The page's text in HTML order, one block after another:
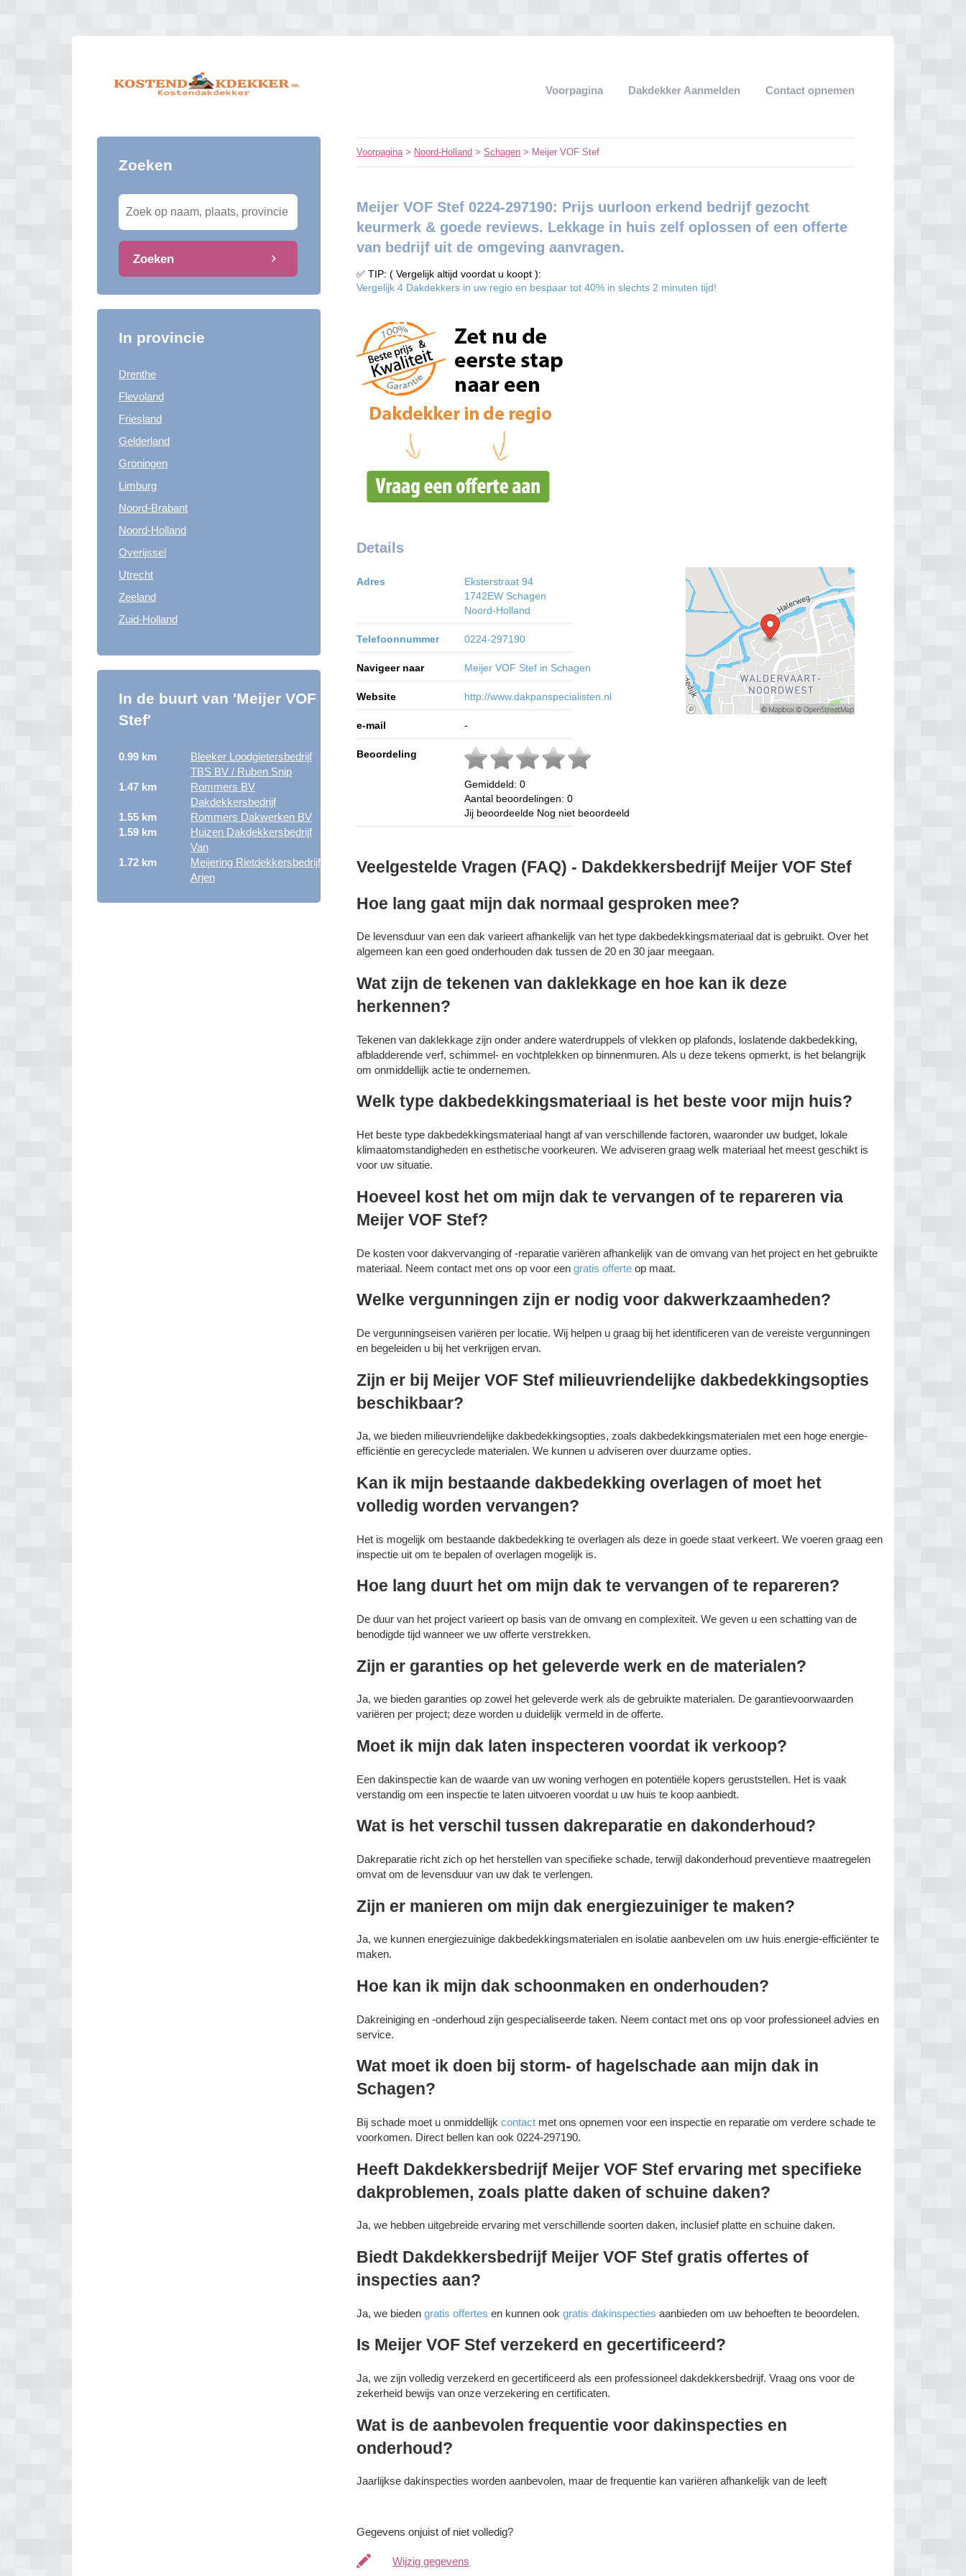
Voorpagina Dakdekker Aanmelden Contact opnemen
Zoeken
Zoeken
In provincie
Drenthe
Flevoland
Friesland
Gelderland
Groningen
Limburg
Noord-Brabant
Noord-Holland
Overijssel
Utrecht
Zeeland
Zuid-Holland
In de buurt van 'Meijer VOF
Stef'
0.99 km
Bleeker Loodgietersbedrijf
TBS BV / Ruben Snip
1.47 km
Rommers BV
Dakdekkersbedrijf
1.55 km
Rommers Dakwerken BV
1.59 km
Huizen Dakdekkersbedrijf
Van
1.72 km
Meijering Rietdekkersbedrijf
Arjen
Voorpagina> Noord-Holland >Schagen > Meijer VOF Stef
Meijer VOF Stef 0224-297190: Prijs uurloon erkend bedrijf gezocht
keurmerk & goede reviews. Lekkage in huis zelf oplossen of een offerte
van bedrijf uit de omgeving aanvragen.
✅ TIP: ( Vergelijk altijd voordat u koopt ):
Vergelijk 4 Dakdekkers in uw regio en bespaar tot 40% in slechts 2 minuten tijd!
Details
Adres
Eksterstraat 94
1742EW Schagen
Noord-Holland
Telefoonnummer 0224-297190
Navigeer naar Meijer VOF Stef in Schagen
Website http://www.dakpanspecialisten.nl
e-mail -
Beoordeling
Gemiddeld:0
Aantal beoordelingen:0
Jij beoordeelde Nog niet beoordeeld
Veelgestelde Vragen (FAQ) - Dakdekkersbedrijf Meijer VOF Stef
Hoe lang gaat mijn dak normaal gesproken mee?
De levensduur van een dak varieert afhankelijk van het type dakbedekkingsmateriaal dat is gebruikt. Over het
algemeen kan een goed onderhouden dak tussen de 20 en 30 jaar meegaan.
Wat zijn de tekenen van daklekkage en hoe kan ik deze
herkennen?
Tekenen van daklekkage zijn onder andere waterdruppels of vlekken op plafonds, loslatende dakbedekking,
afbladderende verf, schimmel- en vochtplekken op binnenmuren. Als u deze tekens opmerkt, is het belangrijk
om onmiddellijk actie te ondernemen.
Welk type dakbedekkingsmateriaal is het beste voor mijn huis?
Het beste type dakbedekkingsmateriaal hangt af van verschillende factoren, waaronder uw budget, lokale
klimaatomstandigheden en esthetische voorkeuren. We adviseren graag welk materiaal het meest geschikt is
voor uw situatie.
Hoeveel kost het om mijn dak te vervangen of te repareren via
Meijer VOF Stef?
De kosten voor dakvervanging of -reparatie variëren afhankelijk van de omvang van het project en het gebruikte
materiaal. Neem contact met ons op voor eengratis offerte op maat.
Welke vergunningen zijn er nodig voor dakwerkzaamheden?
De vergunningseisen variëren per locatie. Wij helpen u graag bij het identificeren van de vereiste vergunningen
en begeleiden u bij het verkrijgen ervan.
Zijn er bij Meijer VOF Stef milieuvriendelijke dakbedekkingsopties
beschikbaar?
Ja, we bieden milieuvriendelijke dakbedekkingsopties, zoals dakbedekkingsmaterialen met een hoge energie-
efficiëntie en gerecyclede materialen. We kunnen u adviseren over duurzame opties.
Kan ik mijn bestaande dakbedekking overlagen of moet het
volledig worden vervangen?
Het is mogelijk om bestaande dakbedekking te overlagen als deze in goede staat verkeert. We voeren graag een
inspectie uit om te bepalen of overlagen mogelijk is.
Hoe lang duurt het om mijn dak te vervangen of te repareren?
De duur van het project varieert op basis van de omvang en complexiteit. We geven u een schatting van de
benodigde tijd wanneer we uw offerte verstrekken.
Zijn er garanties op het geleverde werk en de materialen?
Ja, we bieden garanties op zowel het geleverde werk als de gebruikte materialen. De garantievoorwaarden
variëren per project; deze worden u duidelijk vermeld in de offerte.
Moet ik mijn dak laten inspecteren voordat ik verkoop?
Een dakinspectie kan de waarde van uw woning verhogen en potentiële kopers geruststellen. Het is vaak
verstandig om een inspectie te laten uitvoeren voordat u uw huis te koop aanbiedt.
Wat is het verschil tussen dakreparatie en dakonderhoud?
Dakreparatie richt zich op het herstellen van specifieke schade, terwijl dakonderhoud preventieve maatregelen
omvat om de levensduur van uw dak te verlengen.
Zijn er manieren om mijn dak energiezuiniger te maken?
Ja, we kunnen energiezuinige dakbedekkingsmaterialen en isolatie aanbevelen om uw huis energie-efficiënter te
maken.
Hoe kan ik mijn dak schoonmaken en onderhouden?
Dakreiniging en -onderhoud zijn gespecialiseerde taken. Neem contact met ons op voor professioneel advies en
service.
Wat moet ik doen bij storm- of hagelschade aan mijn dak in
Schagen?
Bij schade moet u onmiddellijkcontact met ons opnemen voor een inspectie en reparatie om verdere schade te
voorkomen. Direct bellen kan ook 0224-297190.
Heeft Dakdekkersbedrijf Meijer VOF Stef ervaring met specifieke
dakproblemen, zoals platte daken of schuine daken?
Ja, we hebben uitgebreide ervaring met verschillende soorten daken, inclusief platte en schuine daken.
Biedt Dakdekkersbedrijf Meijer VOF Stef gratis offertes of
inspecties aan?
Ja, we biedengratis offertes en kunnen ookgratis dakinspecties aanbieden om uw behoeften te beoordelen.
Is Meijer VOF Stef verzekerd en gecertificeerd?
Ja, we zijn volledig verzekerd en gecertificeerd als een professioneel dakdekkersbedrijf. Vraag ons voor de
zekerheid bewijs van onze verzekering en certificaten.
Wat is de aanbevolen frequentie voor dakinspecties en
onderhoud?
Jaarlijkse dakinspecties worden aanbevolen, maar de frequentie kan variëren afhankelijk van de leeft
Gegevens onjuist of niet volledig?
Wijzig gegevens